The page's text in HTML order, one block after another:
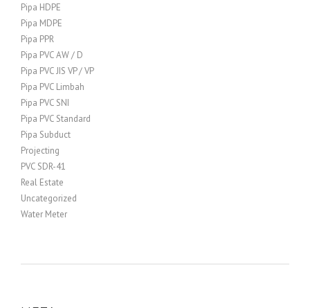
Pipa HDPE
Pipa MDPE
Pipa PPR
Pipa PVC AW / D
Pipa PVC JIS VP / VP
Pipa PVC Limbah
Pipa PVC SNI
Pipa PVC Standard
Pipa Subduct
Projecting
PVC SDR-41
Real Estate
Uncategorized
Water Meter